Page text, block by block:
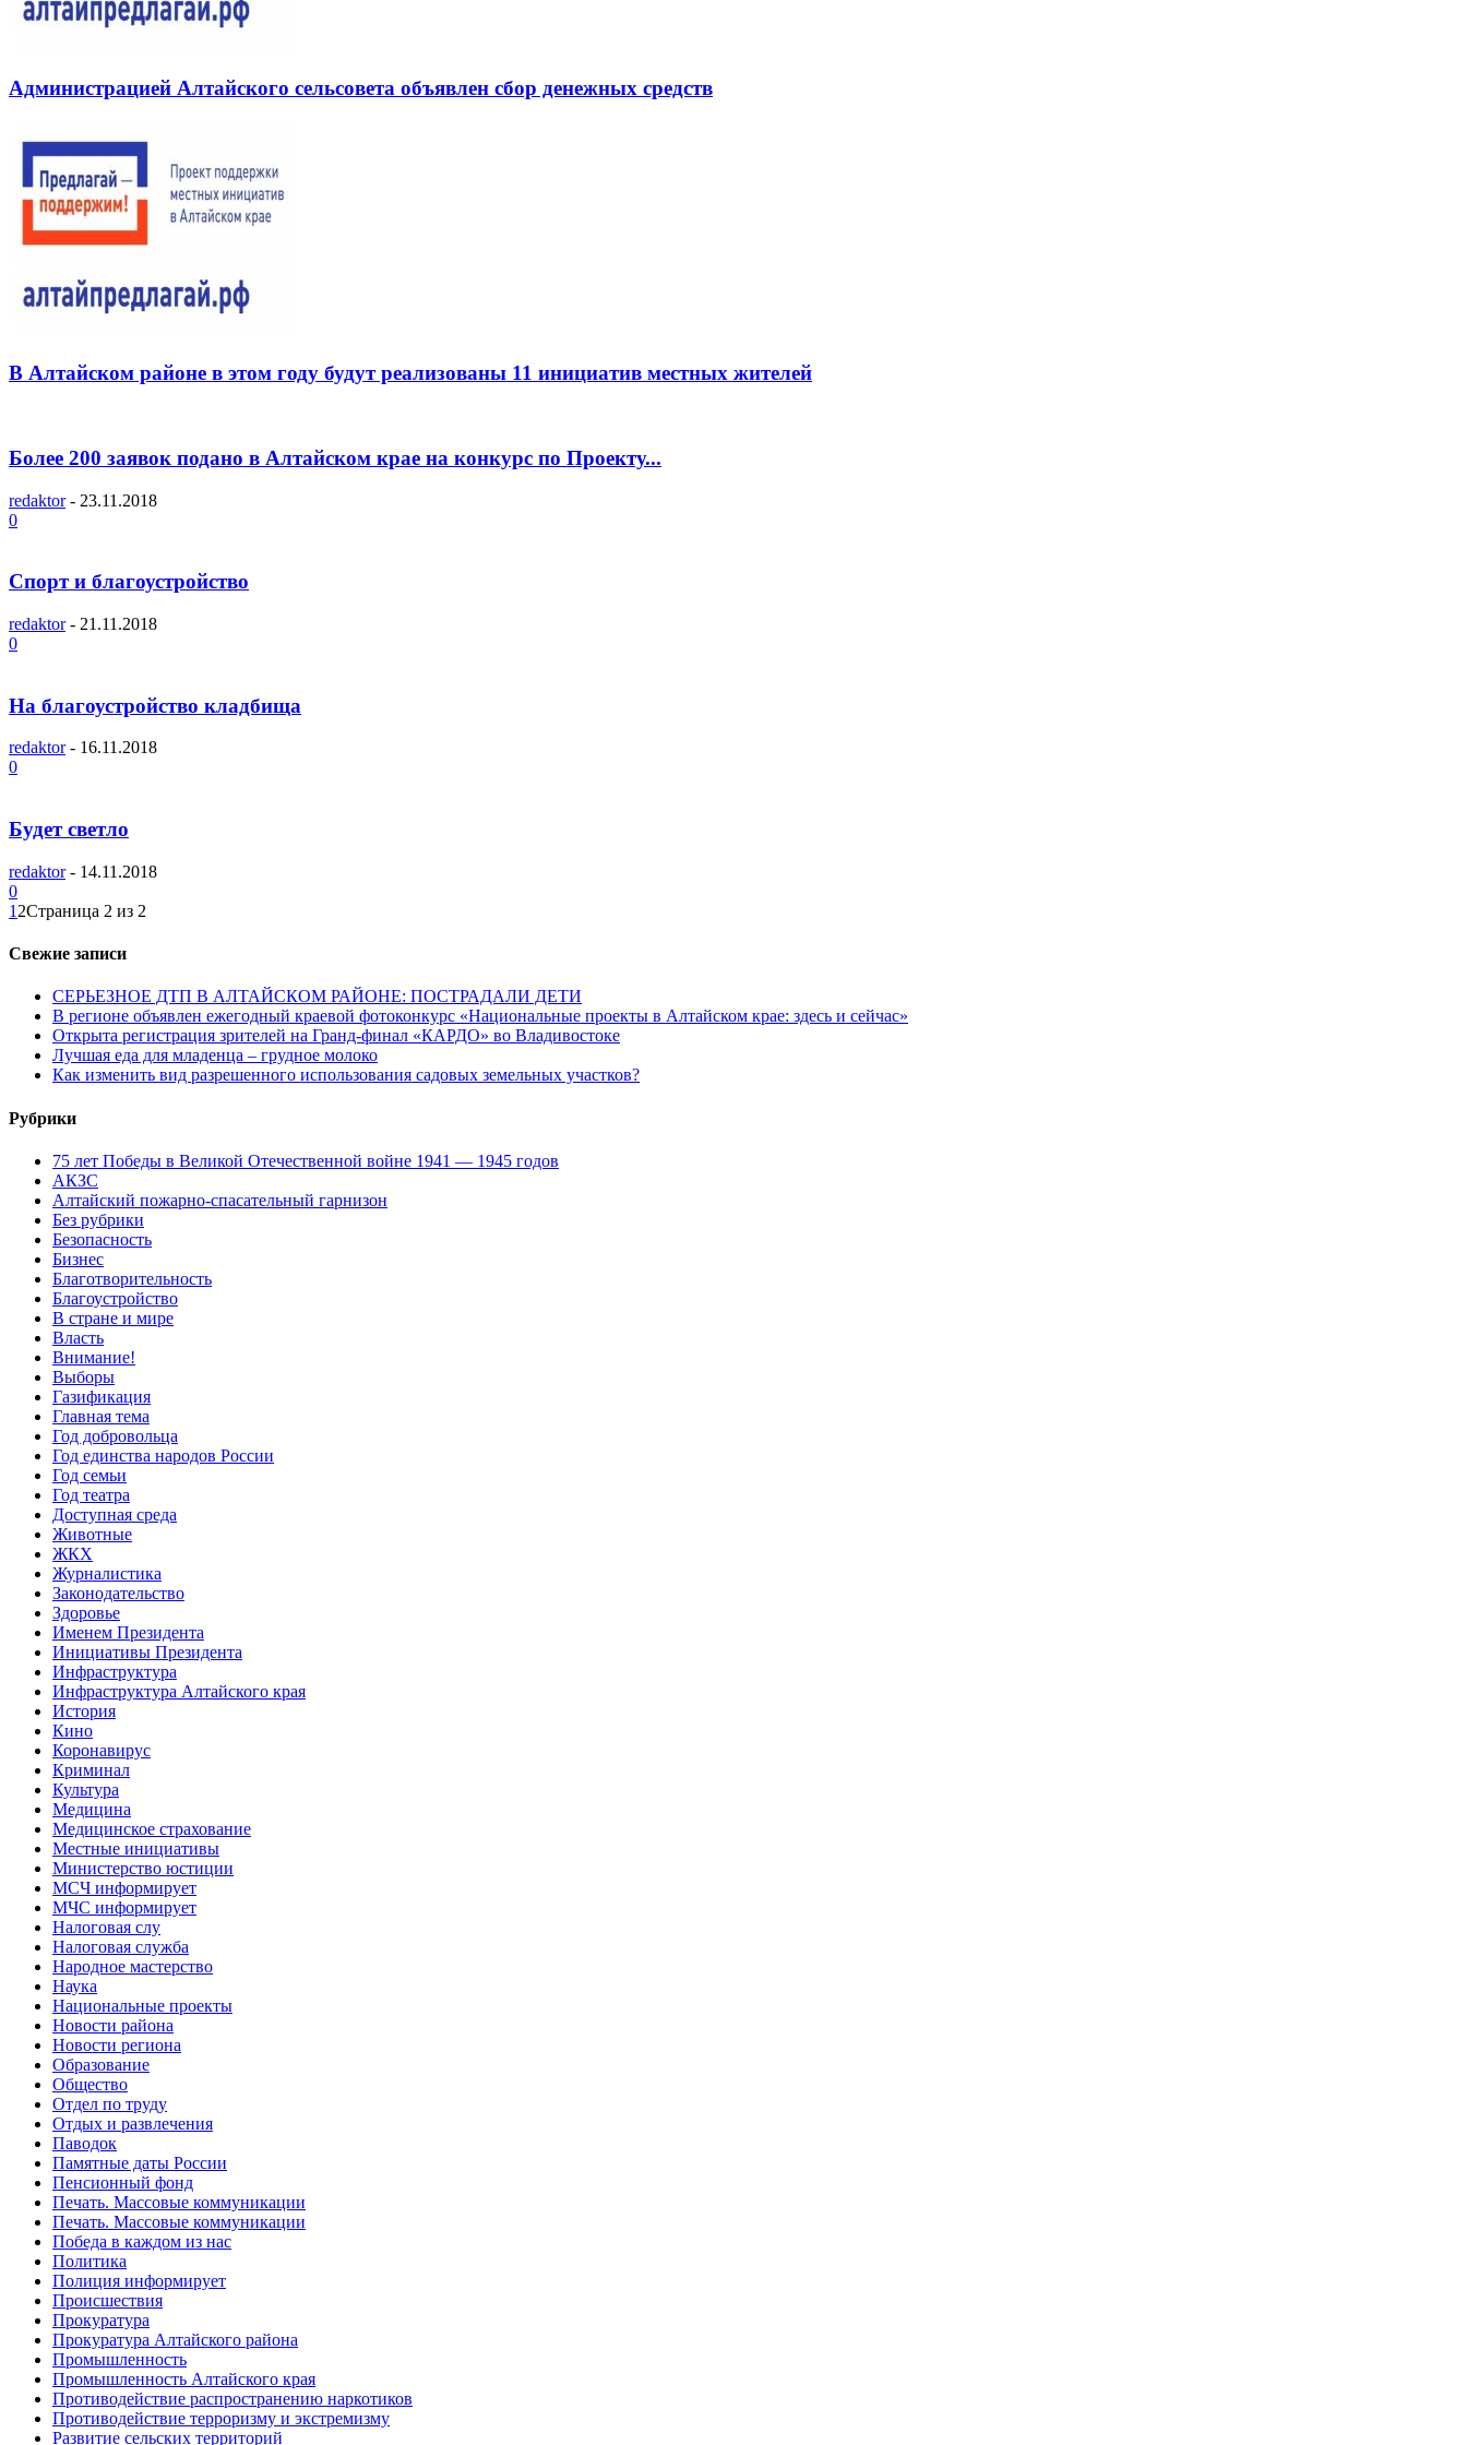
Администрацией Алтайского сельсовета объявлен сбор денежных средств
В Алтайском районе в этом году будут реализованы 11 инициатив местных жителей
Более 200 заявок подано в Алтайском крае на конкурс по Проекту...
redaktor - 23.11.2018
0
Спорт и благоустройство
redaktor - 21.11.2018
0
На благоустройство кладбища
redaktor - 16.11.2018
0
Будет светло
redaktor - 14.11.2018
0
1 2Страница 2 из 2
Свежие записи
СЕРЬЕЗНОЕ ДТП В АЛТАЙСКОМ РАЙОНЕ: ПОСТРАДАЛИ ДЕТИ
В регионе объявлен ежегодный краевой фотоконкурс «Национальные проекты в Алтайском крае: здесь и сейчас»
Открыта регистрация зрителей на Гранд-финал «КАРДО» во Владивостоке
Лучшая еда для младенца – грудное молоко
Как изменить вид разрешенного использования садовых земельных участков?
Рубрики
75 лет Победы в Великой Отечественной войне 1941 — 1945 годов
АКЗС
Алтайский пожарно-спасательный гарнизон
Без рубрики
Безопасность
Бизнес
Благотворительность
Благоустройство
В стране и мире
Власть
Внимание!
Выборы
Газификация
Главная тема
Год добровольца
Год единства народов России
Год семьи
Год театра
Доступная среда
Животные
ЖКХ
Журналистика
Законодательство
Здоровье
Именем Президента
Инициативы Президента
Инфраструктура
Инфраструктура Алтайского края
История
Кино
Коронавирус
Криминал
Культура
Медицина
Медицинское страхование
Местные инициативы
Министерство юстиции
МСЧ информирует
МЧС информирует
Налоговая слу
Налоговая служба
Народное мастерство
Наука
Национальные проекты
Новости района
Новости региона
Образование
Общество
Отдел по труду
Отдых и развлечения
Паводок
Памятные даты России
Пенсионный фонд
Печать. Массовые коммуникации
Печать. Массовые коммуникации
Победа в каждом из нас
Политика
Полиция информирует
Происшествия
Прокуратура
Прокуратура Алтайского района
Промышленность
Промышленность Алтайского края
Противодействие распространению наркотиков
Противодействие терроризму и экстремизму
Развитие сельских территорий